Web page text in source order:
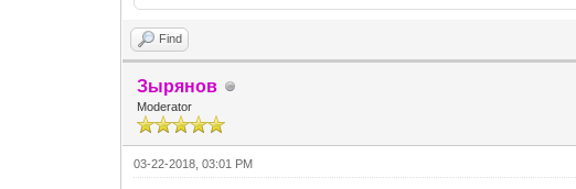
Find
Зырянов
Moderator
03-22-2018, 03:01 PM